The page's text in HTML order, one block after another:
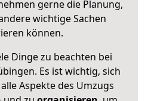
gerne die Planung,
wichtige Sachen
können.
Dinge zu beachten bei
Es ist wichtig, sich
Aspekte des Umzugs